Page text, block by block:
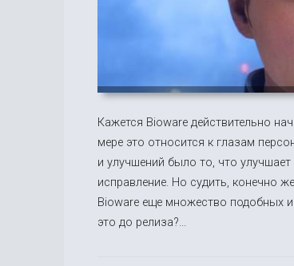
Кажется Bioware действительно
мере это относится к глазам
и улучшений было то, что
исправление. Но судить, конечно
Bioware еще множество подобных
это до релиза?...